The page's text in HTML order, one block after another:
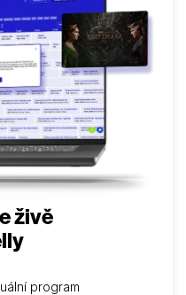
Když však dívka zjistí,
měl být právě James,
první…
živě
program